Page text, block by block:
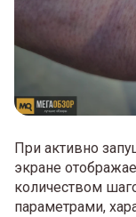
При активно
экране
количеством
параметрами,